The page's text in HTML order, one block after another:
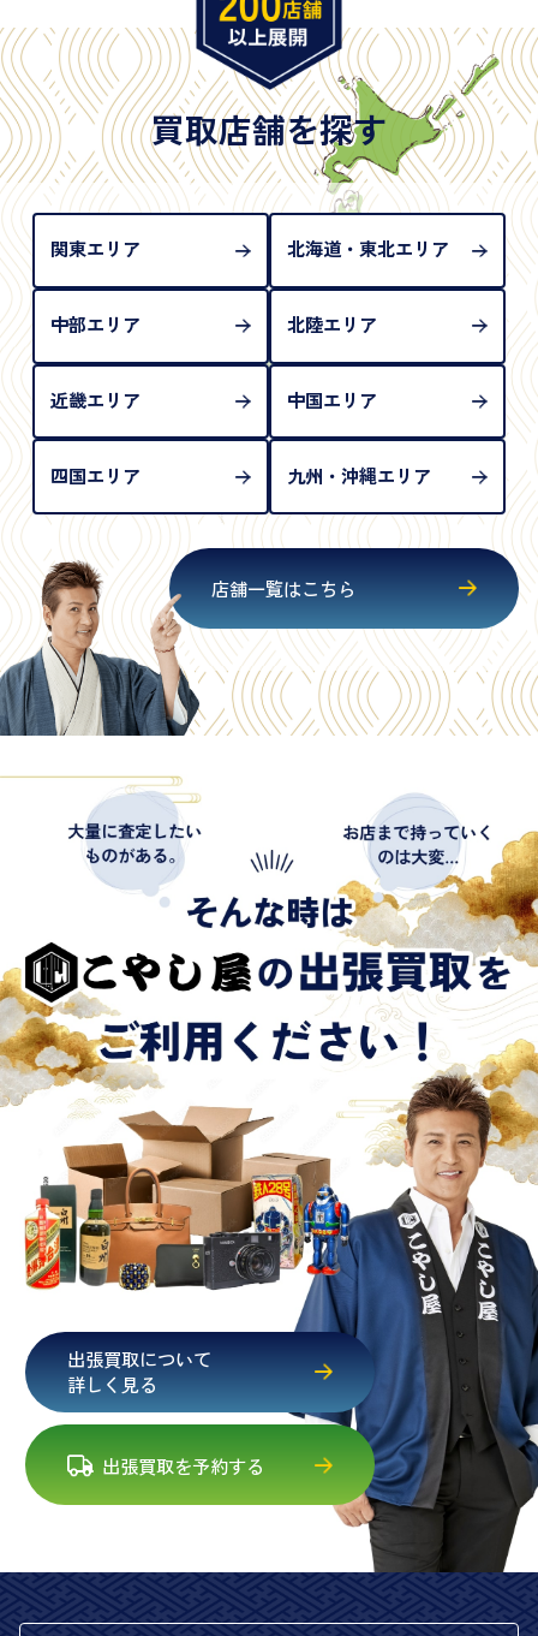
年月日が記載されているもの
※日本国政府発行のもの
※2020年2月4日以降に申請された新型パスポートに
は「所持人記入欄（住所記載欄）」が存在しないた
め、単体では古物営業法上の本人確認書類として認
められない（住所確認ができないため）。補助書類
が必要となります
買取店舗を探す
関東エリア 北海道・東北エリア
中部エリア 北陸エリア
近畿エリア 中国エリア
四国エリア 九州・沖縄エリア
店舗一覧はこちら
出張買取について
詳しく見る
出張買取を予約する